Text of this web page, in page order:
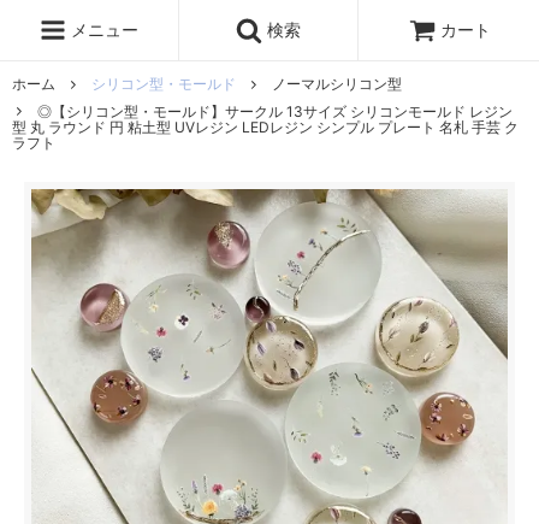
メニュー 検索 カート
ホーム シリコン型・モールド
ノーマルシリコン型
◎【シリコン型・モールド】サークル 13サイズ シリコンモールド レジン
型 丸 ラウンド 円 粘土型 UVレジン LEDレジン シンプル プレート 名札 手芸 ク
ラフト